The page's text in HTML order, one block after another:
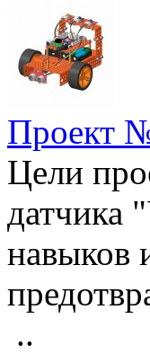
Проект
Цели
датчика
навыков
..